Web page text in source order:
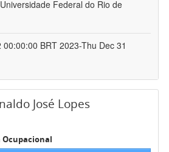
Universidade Federal do Rio de
00:00:00 BRT 2023-Thu Dec 31
José Lopes
Ocupacional